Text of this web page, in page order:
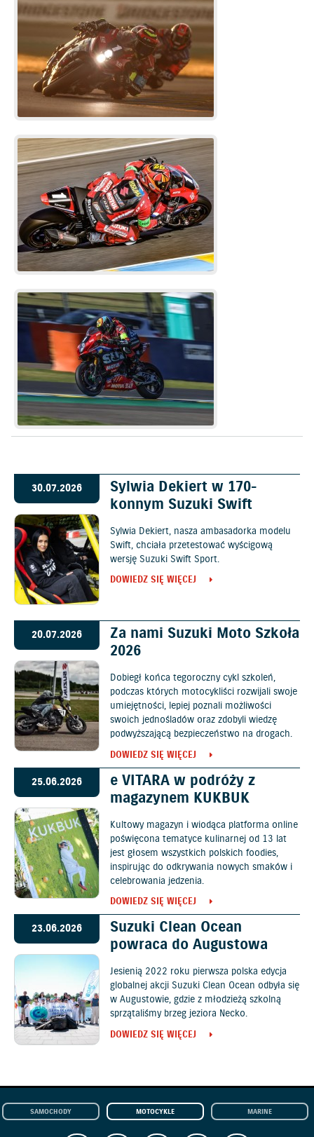
30.07.2026
Sylwia Dekiert w 170-
konnym Suzuki Swift
Sylwia Dekiert, nasza ambasadorka modelu
Swift, chciała przetestować wyścigową
wersję Suzuki Swift Sport.
DOWIEDZ SIĘ WIĘCEJ
20.07.2026
Za nami Suzuki Moto Szkoła
2026
Dobiegł końca tegoroczny cykl szkoleń,
podczas których motocykliści rozwijali swoje
umiejętności, lepiej poznali możliwości
swoich jednośladów oraz zdobyli wiedzę
podwyższającą bezpieczeństwo na drogach.
DOWIEDZ SIĘ WIĘCEJ
25.06.2026
e VITARA w podróży z
magazynem KUKBUK
Kultowy magazyn i wiodąca platforma online
poświęcona tematyce kulinarnej od 13 lat
jest głosem wszystkich polskich foodies,
inspirując do odkrywania nowych smaków i
celebrowania jedzenia.
DOWIEDZ SIĘ WIĘCEJ
23.06.2026
Suzuki Clean Ocean
powraca do Augustowa
Jesienią 2022 roku pierwsza polska edycja
globalnej akcji Suzuki Clean Ocean odbyła się
w Augustowie, gdzie z młodzieżą szkolną
sprzątaliśmy brzeg jeziora Necko.
DOWIEDZ SIĘ WIĘCEJ
SAMOCHODY MOTOCYKLE MARINE